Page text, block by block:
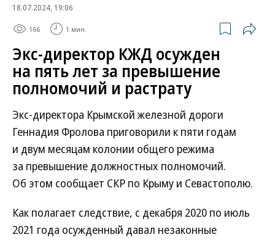
18.07.2024, 19:06
166 1 мин.
Экс-директор КЖД осужден
на пять лет за превышение
полномочий и растрату
Экс-директора Крымской железной дороги
Геннадия Фролова приговорили к пяти годам
и двум месяцам колонии общего режима
за превышение должностных полномочий.
Об этом сообщает СКР по Крыму и Севастополю.
Как полагает следствие, с декабря 2020 по июль
2021 года осужденный давал незаконные